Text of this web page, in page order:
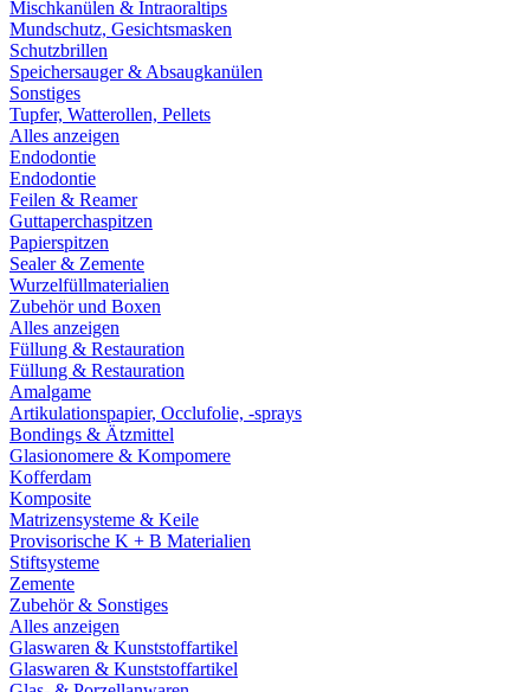
Mischkanülen & Intraoraltips
Mundschutz, Gesichtsmasken
Schutzbrillen
Speichersauger & Absaugkanülen
Sonstiges
Tupfer, Watterollen, Pellets
Alles anzeigen
Endodontie
Endodontie
Feilen & Reamer
Guttaperchaspitzen
Papierspitzen
Sealer & Zemente
Wurzelfüllmaterialien
Zubehör und Boxen
Alles anzeigen
Füllung & Restauration
Füllung & Restauration
Amalgame
Artikulationspapier, Occlufolie, -sprays
Bondings & Ätzmittel
Glasionomere & Kompomere
Kofferdam
Komposite
Matrizensysteme & Keile
Provisorische K + B Materialien
Stiftsysteme
Zemente
Zubehör & Sonstiges
Alles anzeigen
Glaswaren & Kunststoffartikel
Glaswaren & Kunststoffartikel